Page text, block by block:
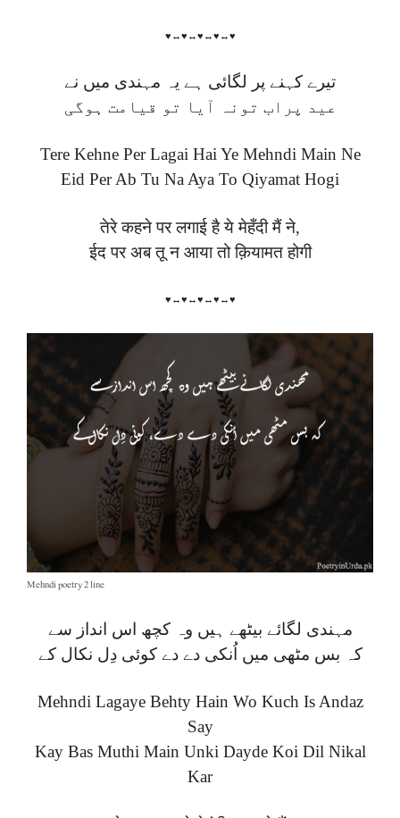
♥↔♥↔♥↔♥↔♥
تیرے کہنے پر لگائی ہے یہ مہندی میں نے
عید پراب تونہ آیا تو قیامت ہوگی
Tere Kehne Per Lagai Hai Ye Mehndi Main Ne
Eid Per Ab Tu Na Aya To Qiyamat Hogi
तेरे कहने पर लगाई है ये मेहँदी मैं ने,
ईद पर अब तू न आया तो क़ियामत होगी
♥↔♥↔♥↔♥↔♥
Mehndi poetry 2 line
مہندی لگائے بیٹھے ہیں وہ کچھ اس انداز سے
کہ بس مٹھی میں اُنکی دے دے کوئی دِل نکال کے
Mehndi Lagaye Behty Hain Wo Kuch Is Andaz
Say
Kay Bas Muthi Main Unki Dayde Koi Dil Nikal
Kar